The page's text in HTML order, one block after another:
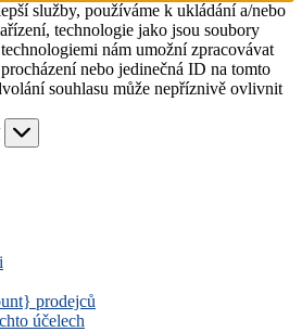
služby, používáme k ukládání a/nebo
technologie jako jsou soubory
nám umožní zpracovávat
nebo jedinečná ID na tomto
souhlasu může nepříznivě ovlivnit
prodejců
účelech